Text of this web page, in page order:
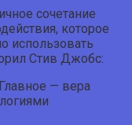
сочетание
которое
использовать
Стив Джобс:
— вера